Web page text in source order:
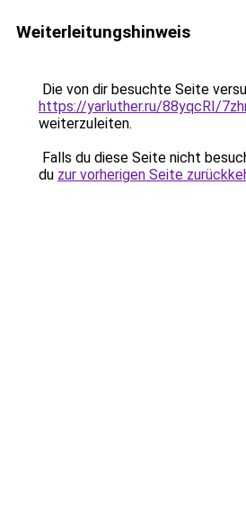
Weiterleitungshinweis
Die von dir besuchte Seite
https://yarluther.ru/88yqcRI/
weiterzuleiten.
Falls du diese Seite nicht
du zur vorherigen Seite